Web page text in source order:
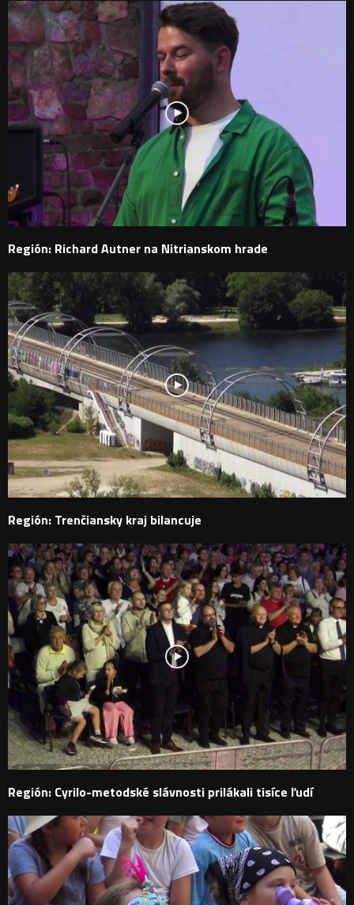
Región: Richard Autner na Nitrianskom hrade
Región: Trenčiansky kraj bilancuje
Región: Cyrilo-metodské slávnosti prilákali tisíce ľudí